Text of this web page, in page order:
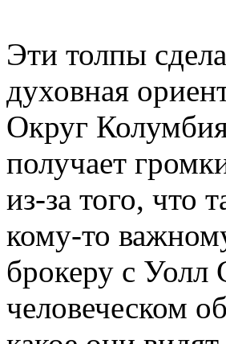
Эти толпы
духовная
Округ
получает
из-за того, что
кому-то
брокеру с Уолл
человеческом